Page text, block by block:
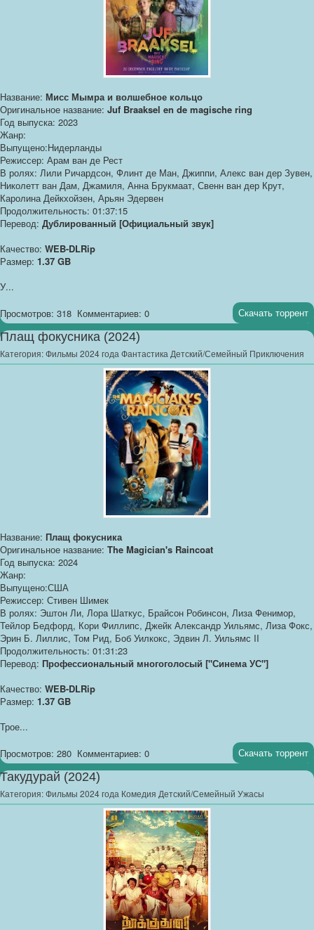
Название: Мисс Мымра и волшебное кольцо
Оригинальное название: Juf Braaksel en de magische ring
Год выпуска: 2023
Жанр:
Выпущено:Нидерланды
Режиссер: Арам ван де Рест
В ролях: Лили Ричардсон, Флинт де Ман, Джиппи, Алекс ван дер Зувен,
Николетт ван Дам, Джамиля, Анна Брукмаат, Свенн ван дер Крут,
Каролина Дейкхойзен, Арьян Эдервен
Продолжительность: 01:37:15
Перевод: Дублированный [Официальный звук]
Качество: WEB-DLRip
Размер: 1.37 GB
У...
Просмотров: 318 Комментариев: 0 Скачать торрент
Плащ фокусника (2024)
Категория:Фильмы 2024 года Фантастика Детский/Семейный Приключения
Название: Плащ фокусника
Оригинальное название: The Magician's Raincoat
Год выпуска: 2024
Жанр:
Выпущено:США
Режиссер: Стивен Шимек
В ролях: Эштон Ли, Лора Шаткус, Брайсон Робинсон, Лиза Фенимор,
Тейлор Бедфорд, Кори Филлипс, Джейк Александр Уильямс, Лиза Фокс,
Эрин Б. Лиллис, Том Рид, Боб Уилкокс, Эдвин Л. Уильямс II
Продолжительность: 01:31:23
Перевод: Профессиональный многоголосый ["Синема УС"]
Качество: WEB-DLRip
Размер: 1.37 GB
Трое...
Просмотров: 280 Комментариев: 0 Скачать торрент
Такудурай (2024)
Категория:Фильмы 2024 года Комедия Детский/Семейный Ужасы